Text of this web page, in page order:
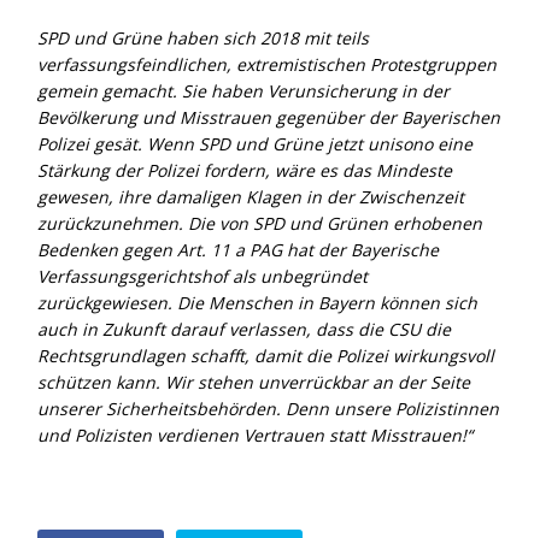
SPD und Grüne haben sich 2018 mit teils
verfassungsfeindlichen, extremistischen Protestgruppen
gemein gemacht. Sie haben Verunsicherung in der
Bevölkerung und Misstrauen gegenüber der Bayerischen
Polizei gesät. Wenn SPD und Grüne jetzt unisono eine
Stärkung der Polizei fordern, wäre es das Mindeste
gewesen, ihre damaligen Klagen in der Zwischenzeit
zurückzunehmen. Die von SPD und Grünen erhobenen
Bedenken gegen Art. 11 a PAG hat der Bayerische
Verfassungsgerichtshof als unbegründet
zurückgewiesen. Die Menschen in Bayern können sich
auch in Zukunft darauf verlassen, dass die CSU die
Rechtsgrundlagen schafft, damit die Polizei wirkungsvoll
schützen kann. Wir stehen unverrückbar an der Seite
unserer Sicherheitsbehörden. Denn unsere Polizistinnen
und Polizisten verdienen Vertrauen statt Misstrauen!“